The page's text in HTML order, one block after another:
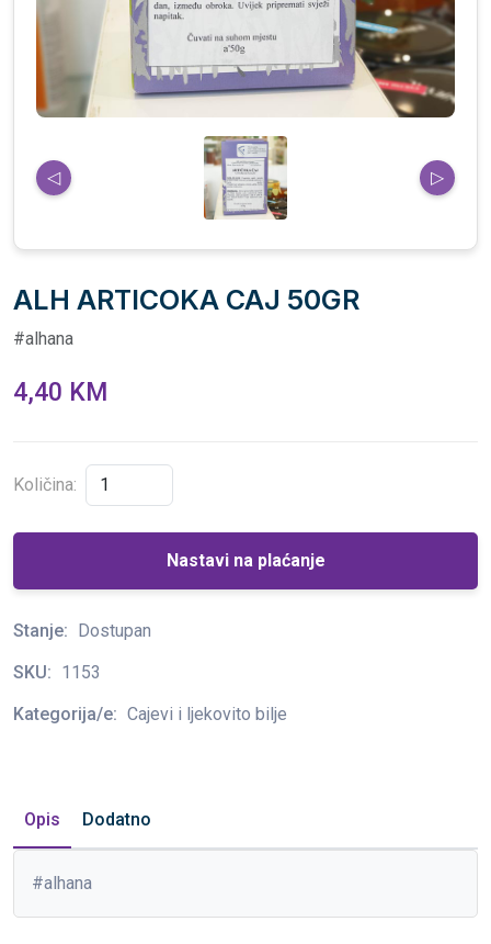
◁ ▷
ALH ARTICOKA CAJ 50GR
#alhana
4,40 KM
Količina:
Nastavi na plaćanje
Stanje: Dostupan
SKU: 1153
Kategorija/e: Cajevi i ljekovito bilje
Opis Dodatno
#alhana